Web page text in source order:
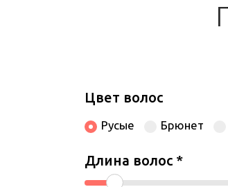
Цвет волос
Русые Брюнет
Длина волос *